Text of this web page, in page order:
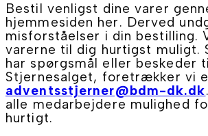
Bestil venligst dine varer
hjemmesiden her. Derved
misforståelser i din bestilling.
varerne til dig hurtigst muligt.
har spørgsmål eller beskeder
Stjernesalget, foretrækker vi
adventsstjerner@bdm-dk.dk
alle medarbejdere mulighed
hurtigt.